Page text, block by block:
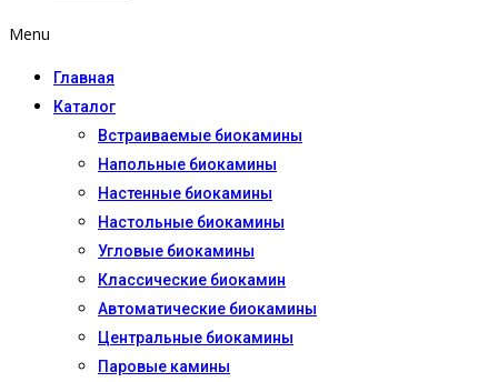
Menu
Главная
Каталог
Встраиваемые биокамины
Напольные биокамины
Настенные биокамины
Настoльные биокамины
Угловые биокамины
Классические биокамин
Автоматические биокамины
Центральные биокамины
Паровые камины